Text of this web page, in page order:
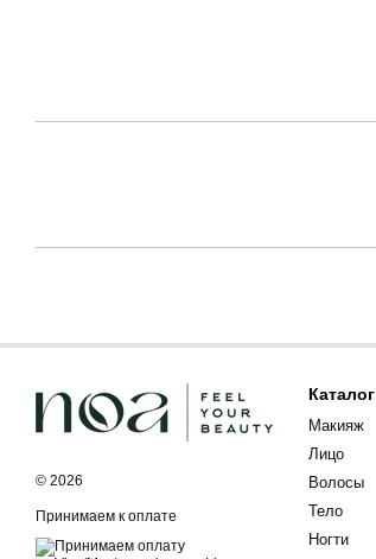
© 2026
Принимаем к оплате
Каталог
Макияж
Лицо
Волосы
Тело
Ногти